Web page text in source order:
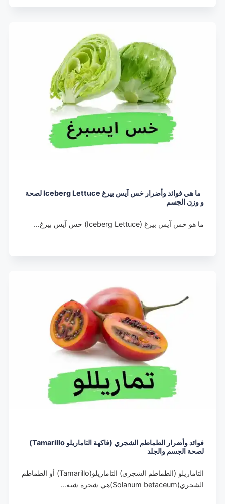
ما هي فوائد وأضرار خس آيس بيرغ Iceberg Lettuce لصحة
و وزن الجسم
ما هو خس آيس بيرغ (Iceberg Lettuce) خس آيس بيرغ…
فوائد وأضرار الطماطم الشجري (فاكهة التاماريلو Tamarillo)
لصحة الجسم والجلد
التاماريلو (الطماطم الشجري) التاماريلو(Tamarillo) أو الطماطم
الشجري(Solanum betaceum)هي شجرة شبه…